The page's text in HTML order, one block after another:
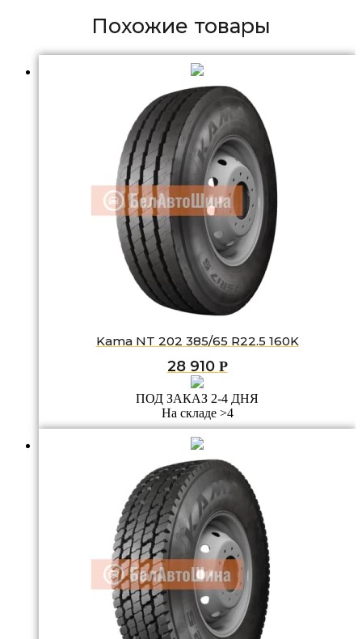
Похожие товары
Kama NT 202 385/65 R22.5 160K
28 910 Р
ПОД ЗАКАЗ 2-4 ДНЯ
На складе >4